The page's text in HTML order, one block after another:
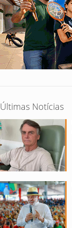
Últimas Notícias